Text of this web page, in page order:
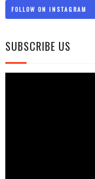
FOLLOW ON INSTAGRAM
SUBSCRIBE US